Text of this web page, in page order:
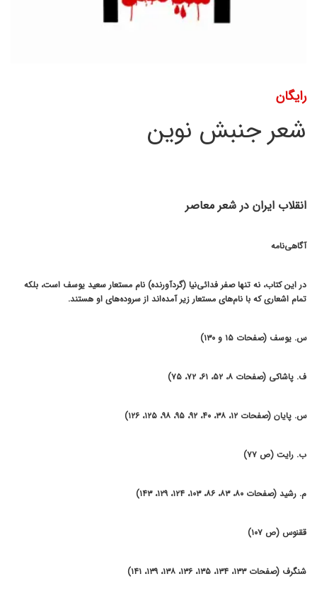
رایگان
شعر جنبش نوین
انقلاب ایران در شعر معاصر
آگاهی‌نامه
در این کتاب، نه تنها صفر فدائی‌نیا (گردآورنده) نام مستعار سعید یوسف است، بلکه
تمام اشعاری که با نام‌های مستعار زیر آمده‌اند از سروده‌های او هستند.
س. یوسف (صفحات ۱۵ و ۱۳۰)
ف. پاشاکی (صفحات ۸، ۵۲، ۶۱، ۷۲، ۷۵)
س. پایان (صفحات ۱۲، ۳۸، ۴۰، ۹۲، ۹۵، ۹۸، ۱۲۵، ۱۲۶)
ب. رایت (ص ۷۷)
م. رشید (صفحات ۸۰، ۸۳، ۸۶، ۱۰۳، ۱۲۴، ۱۲۹، ۱۴۳)
ققنوس (ص ۱۰۷)
شنگرف (صفحات ۱۳۳، ۱۳۴، ۱۳۵، ۱۳۶، ۱۳۸، ۱۳۹، ۱۴۱)